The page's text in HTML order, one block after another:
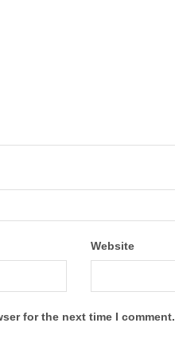
Website
for the next time I comment.